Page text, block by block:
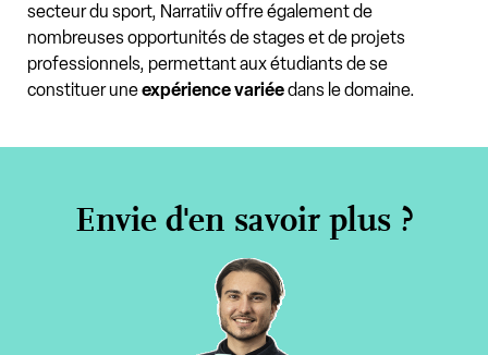
secteur du sport, Narratiiv offre également de
nombreuses opportunités de stages et de projets
professionnels, permettant aux étudiants de se
constituer uneexpérience variéedans le domaine.
Envie d'en savoir plus ?